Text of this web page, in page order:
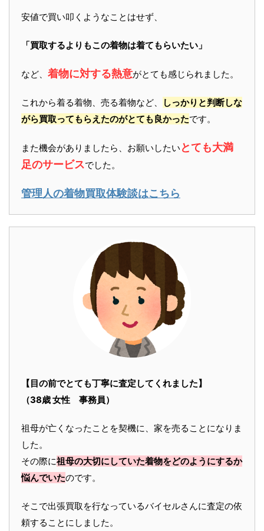
安値で買い叩くようなことはせず、
「買取するよりもこの着物は着てもらいたい」
など、 着物に対する熱意がとても感じられました。
これから着る着物、売る着物など、
しっかりと判断しな
がら買取ってもらえたのがとても良かったです。
また機会がありましたら、お願いしたい とても大満
足のサービスでした。
管理人の着物買取体験談はこちら
【目の前でとても丁寧に査定してくれました】
（38歳 女性 事務員）
祖母が亡くなったことを契機に、家を売ることになりま
した。
その際に祖母の大切にしていた着物をどのようにするか
悩んでいたのです。
そこで出張買取を行なっているバイセルさんに査定の依
頼することにしました。